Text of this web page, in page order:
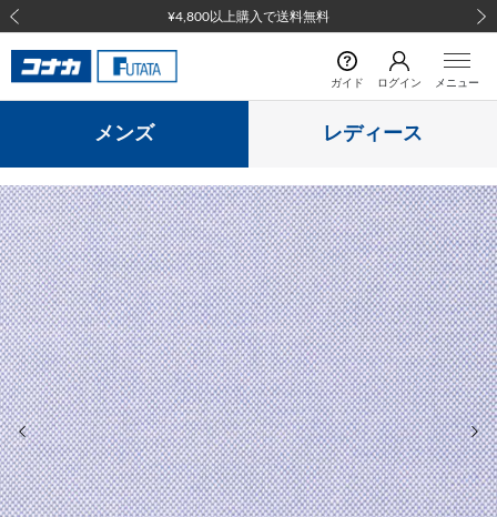
¥4,800以上購入で送料無料
前の画像
ガイド ログイン メニュー
メンズ レディース
前の画像 次